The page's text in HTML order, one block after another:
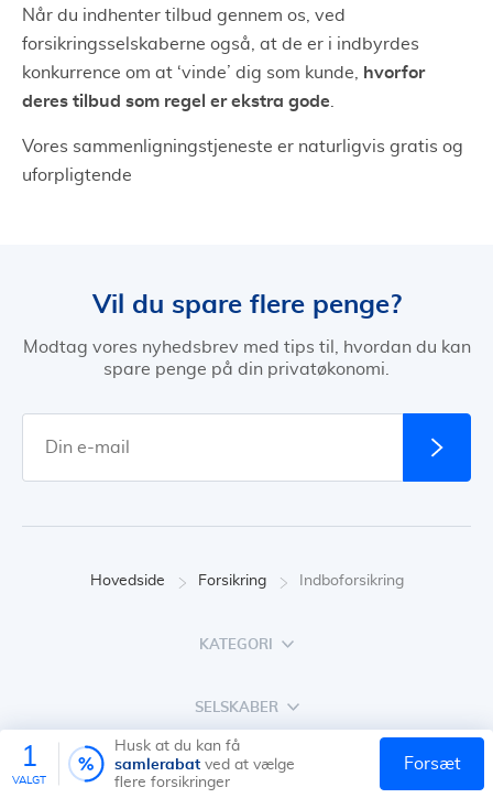
1
VALGT
Husk at du kan få
samlerabat ved at vælge
flere forsikringer
forsæt
Når du indhenter tilbud gennem os, ved
forsikringsselskaberne også, at de er i indbyrdes
konkurrence om at ‘vinde’ dig som kunde, hvorfor
deres tilbud som regel er ekstra gode
Vores sammenligningstjeneste er naturligvis gratis og
uforpligtende
Vil du spare flere penge?
Modtag vores nyhedsbrev med tips til, hvordan du kan
spare penge på din privatøkonomi.
Hovedside Forsikring Indboforsikring
KATEGORI
SELSKABER
ARTIKLER